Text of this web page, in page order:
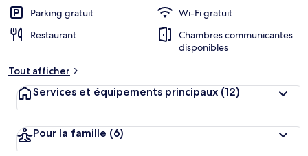
e
t
l
Parking gratuit
Wi-Fi gratuit
Restaurant
Chambres communicantes
disponibles
Tout afficher
Services et équipements principaux (12)
Pour la famille (6)